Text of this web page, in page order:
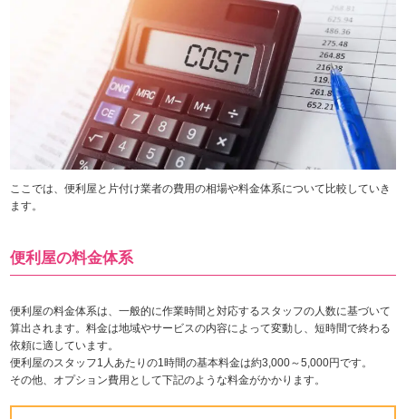
ここでは、便利屋と片付け業者の費用の相場や料金体系について比較していき
ます。
便利屋の料金体系
便利屋の料金体系は、一般的に作業時間と対応するスタッフの人数に基づいて
算出されます。料金は地域やサービスの内容によって変動し、短時間で終わる
依頼に適しています。
便利屋のスタッフ1人あたりの1時間の基本料金は約3,000～5,000円です。
その他、オプション費用として下記のような料金がかかります。